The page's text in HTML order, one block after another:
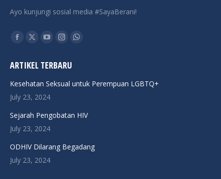
Ayo kunjungi sosial media #SayaBerani!
Find us on:
Facebook
opens
in
new
X
opens
in
new
YouTube
opens
in
new
Instagram
opens
in
Whatsapp
in
ARTIKEL TERBARU
Kesehatan Seksual untuk Perempuan LGBTQ+
July 23, 2024
Sejarah Pengobatan HIV
July 23, 2024
ODHIV Dilarang Begadang
July 23, 2024